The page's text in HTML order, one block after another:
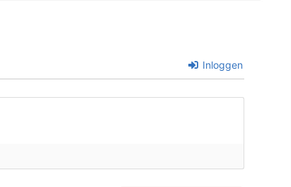
Inloggen